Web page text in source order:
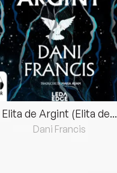
Elita de Argint (Elita de...
Dani Francis